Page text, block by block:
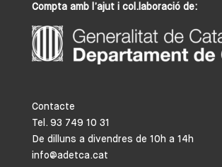
Compta amb l’ajut i col.laboració de:
Contacte
Tel. 93 749 10 31
De dilluns a divendres de 10h a 14h
info@adetca.cat